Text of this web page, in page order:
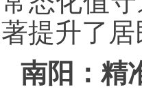
著提升了
南阳：精